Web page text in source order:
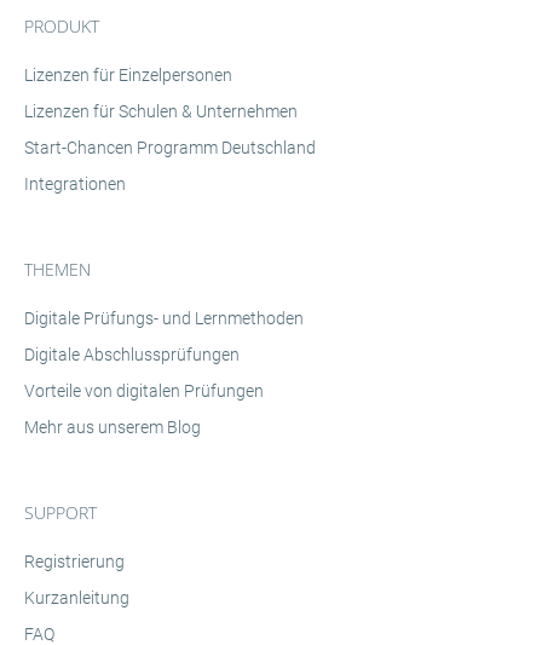
PRODUKT
Lizenzen für Einzelpersonen
Lizenzen für Schulen & Unternehmen
Start-Chancen Programm Deutschland
Integrationen
THEMEN
Digitale Prüfungs- und Lernmethoden
Digitale Abschlussprüfungen
Vorteile von digitalen Prüfungen
Mehr aus unserem Blog
SUPPORT
Registrierung
Kurzanleitung
FAQ